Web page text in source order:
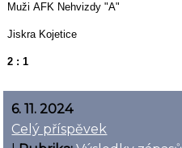
Muži AFK Nehvizdy "A"
Jiskra Kojetice
2 : 1
6. 11. 2024
Celý příspěvek